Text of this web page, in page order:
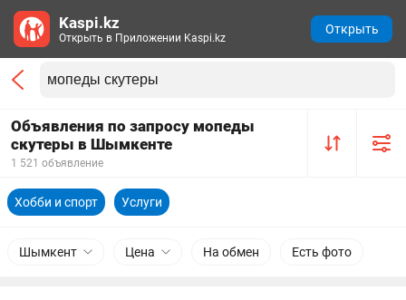
Объявления по запросу мопеды
скутеры в Шымкенте
1 521 объявление
Хобби и спорт Услуги
Шымкент Цена На обмен Есть фото
Kaspi.kz
Открыть в Приложении Kaspi.kz
Открыть